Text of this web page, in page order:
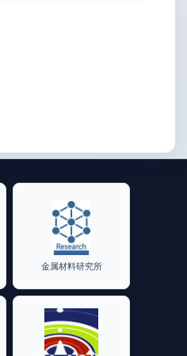
金属材料研究所